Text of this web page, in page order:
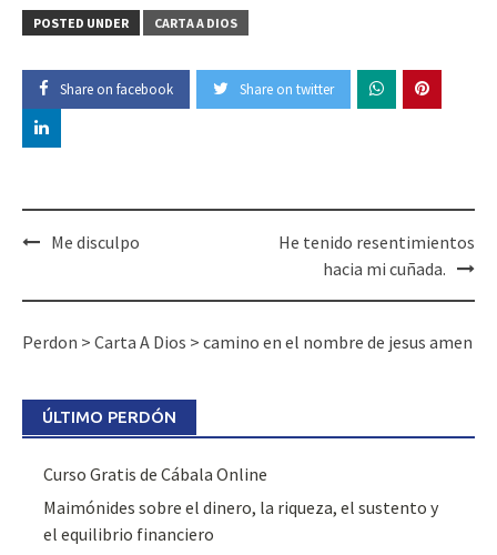
POSTED UNDER CARTA A DIOS
Share on facebook Share on twitter
PostMe disculpo
He tenido resentimientos
hacia mi cuñada.
Perdon > Carta A Dios > camino en el nombre de jesus amen
ÚLTIMO PERDÓN
Curso Gratis de Cábala Online
Maimónides sobre el dinero, la riqueza, el sustento y
el equilibrio financiero